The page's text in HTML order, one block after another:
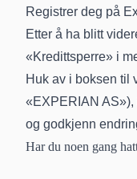
Registrer deg på
Etter å ha blitt
«Kredittsperre» i
Huk av i boksen til
«EXPERIAN AS»),
og godkjenn
Har du noen gang